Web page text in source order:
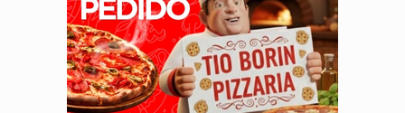
OVNIS NA LUA:Cientistas alertam para possível base secreta no satélite
ACABOU COM PEUGEOT:Incêndio destrói carro que era rebocado para oficina
VÍDEO:Ladrão é filmado furtando moto na frente do bar